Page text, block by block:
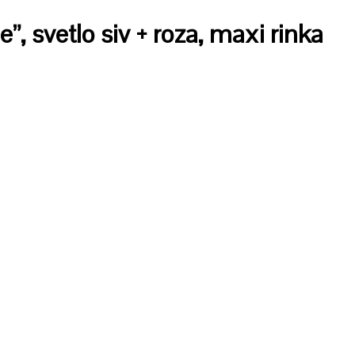
svetlo siv + roza, maxi rinka